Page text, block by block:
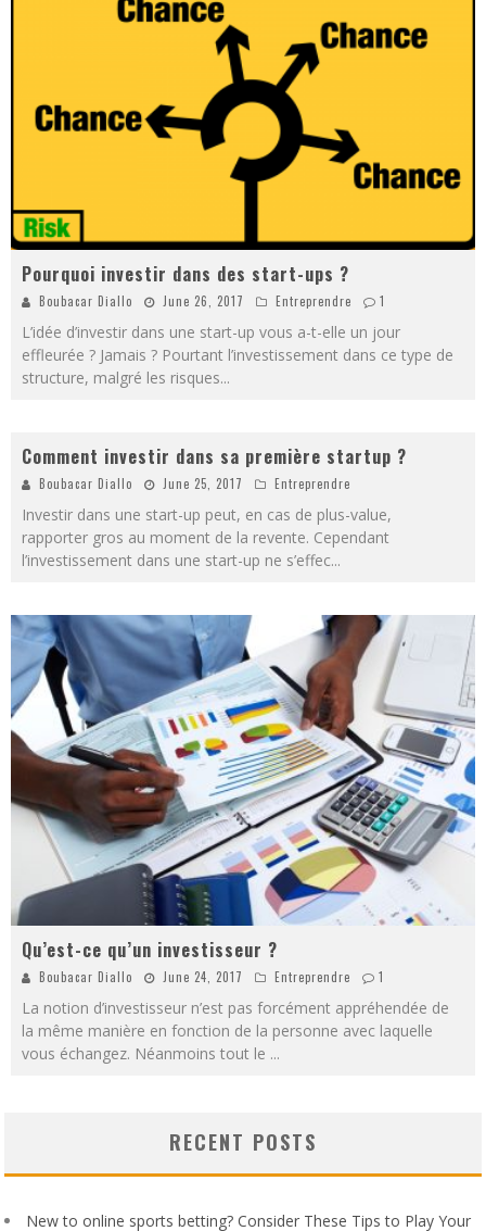
Pourquoi investir dans des start-ups ?
Boubacar Diallo June 26, 2017 Entreprendre 1
L’idée d’investir dans une start-up vous a-t-elle un jour
effleurée ? Jamais ? Pourtant l’investissement dans ce type de
structure, malgré les risques...
Comment investir dans sa première startup ?
Boubacar Diallo June 25, 2017 Entreprendre
Investir dans une start-up peut, en cas de plus-value,
rapporter gros au moment de la revente. Cependant
l’investissement dans une start-up ne s’effec...
Qu’est-ce qu’un investisseur ?
Boubacar Diallo June 24, 2017 Entreprendre 1
La notion d’investisseur n’est pas forcément appréhendée de
la même manière en fonction de la personne avec laquelle
vous échangez. Néanmoins tout le ...
RECENT POSTS
New to online sports betting? Consider These Tips to Play Your